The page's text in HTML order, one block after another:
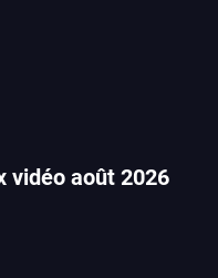
vidéo août 2026